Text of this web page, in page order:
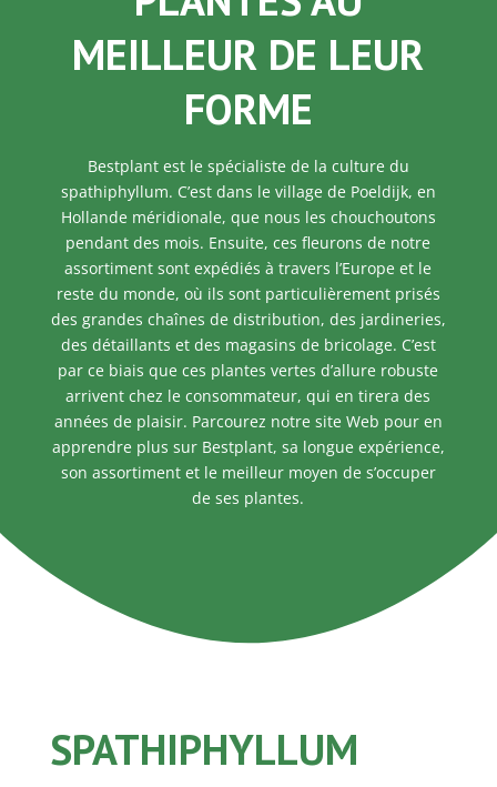
MEILLEUR DE LEUR
FORME
Bestplant est le spécialiste de la culture du
spathiphyllum. C’est dans le village de Poeldijk, en
Hollande méridionale, que nous les chouchoutons
pendant des mois. Ensuite, ces fleurons de notre
assortiment sont expédiés à travers l’Europe et le
reste du monde, où ils sont particulièrement prisés
des grandes chaînes de distribution, des jardineries,
des détaillants et des magasins de bricolage. C’est
par ce biais que ces plantes vertes d’allure robuste
arrivent chez le consommateur, qui en tirera des
années de plaisir. Parcourez notre site Web pour en
apprendre plus sur Bestplant, sa longue expérience,
son assortiment et le meilleur moyen de s’occuper
de ses plantes.
SPATHIPHYLLUM